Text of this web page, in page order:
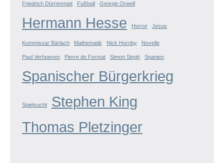
Friedrich Dürrenmatt Fußball George Orwell
Hermann Hesse Horror Jesus
Kommissar Bärlach Mathematik Nick Hornby Novelle
Paul Verhoeven Pierre de Fermat Simon Singh Spanien
Spanischer Bürgerkrieg
Spielsucht
Stephen King
Thomas Pletzinger